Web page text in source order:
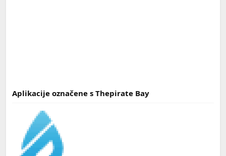
Aplikacije označene s Thepirate Bay